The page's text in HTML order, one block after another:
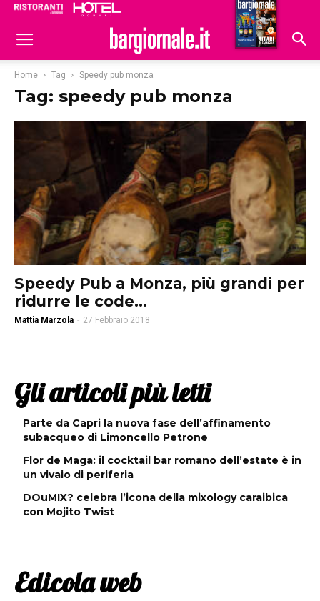
Hoteldomani
Home Tag Speedy pub monza
Tag: speedy pub monza
Speedy Pub a Monza, più grandi per
ridurre le code…
Mattia Marzola - 27 Febbraio 2018
Gli articoli più letti
Parte da Capri la nuova fase dell’affinamento
subacqueo di Limoncello Petrone
Flor de Maga: il cocktail bar romano dell’estate è in
un vivaio di periferia
DOuMIX? celebra l’icona della mixology caraibica
con Mojito Twist
Edicola web